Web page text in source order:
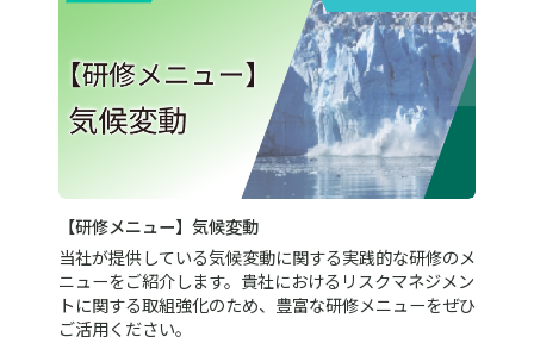
【研修メニュー】気候変動
当社が提供している気候変動に関する実践的な研修のメ
ニューをご紹介します。貴社におけるリスクマネジメン
トに関する取組強化のため、豊富な研修メニューをぜひ
ご活用ください。